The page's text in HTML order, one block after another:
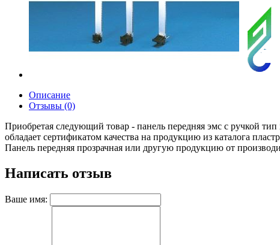
Описание
Отзывы (0)
Приобретая следующий товар - панель передняя эмс с ручкой
обладает сертификатом качества на продукцию из каталога
Панель передняя прозрачная или другую продукцию от
Написать отзыв
Ваше имя: